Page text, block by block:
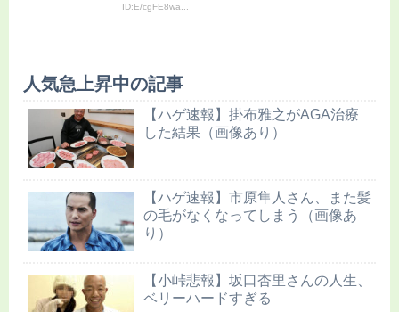
ID:E/cgFE8wa...
人気急上昇中の記事
【ハゲ速報】掛布雅之がAGA治療
した結果（画像あり）
【ハゲ速報】市原隼人さん、また髪
の毛がなくなってしまう（画像あ
り）
【小峠悲報】坂口杏里さんの人生、
ベリーハードすぎる